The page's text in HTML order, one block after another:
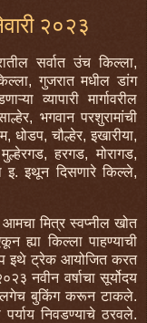
२०२३
सर्वात उंच किल्ला,
गुजरात मधील डांग
व्यापारी मार्गावरील
भगवान परशुरामांची
धोडप, चौल्हेर, इखारीया,
हरगड, मोरागड,
इ. इथून दिसणारे किल्ले,
आमचा मित्र स्वप्नील खोत
ह्या किल्ला पाहण्याची
इथे ट्रेक आयोजित करत
नवीन वर्षाचा सूर्योदय
लगेच बुकिंग करून टाकले.
निवडण्याचे ठरवले.